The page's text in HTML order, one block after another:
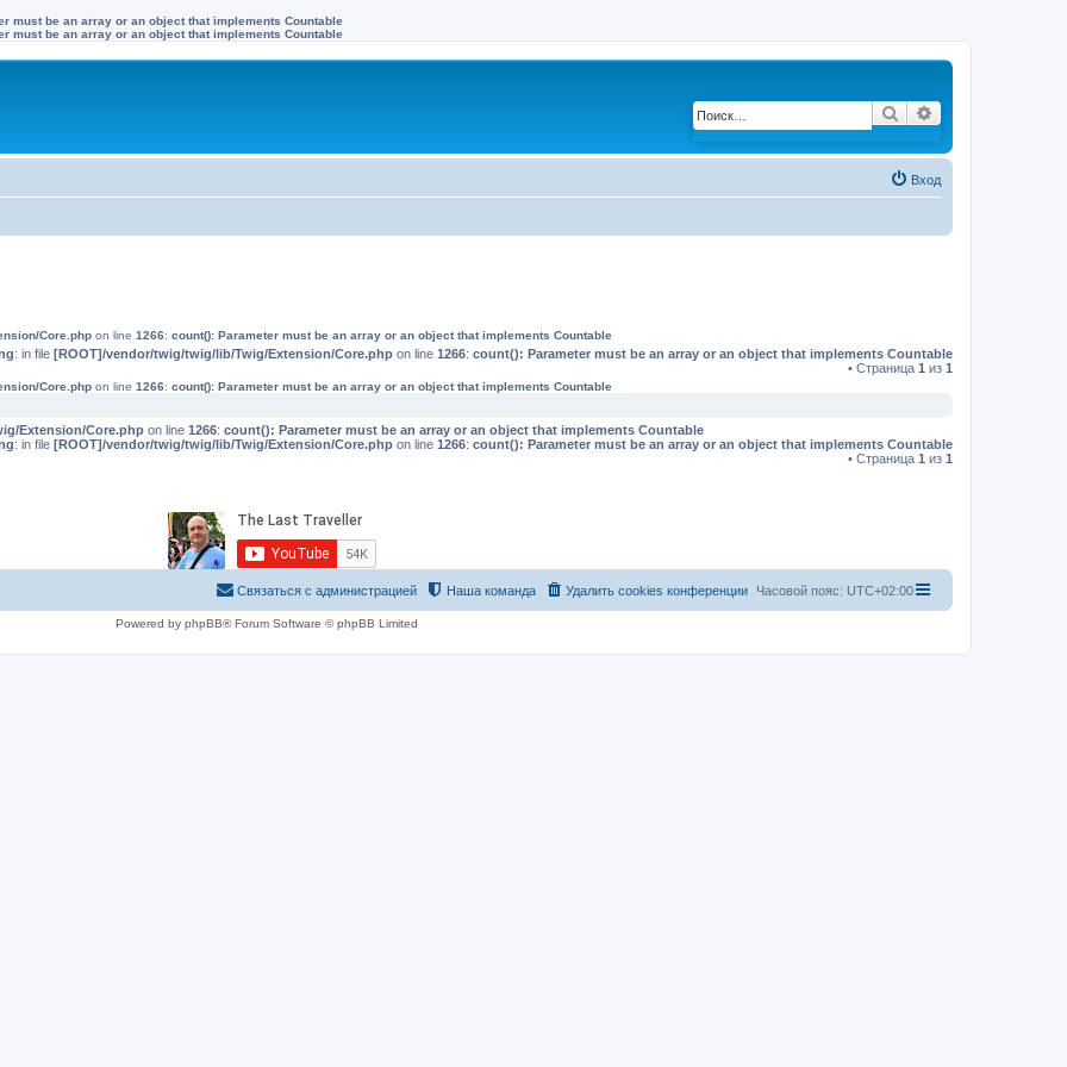
must be an array or an object that implements Countable
must be an array or an object that implements Countable
Поиск
Вход
Core.php on line 1266: count(): Parameter must be an array or an object that implements Countable
: in file [ROOT]/vendor/twig/twig/lib/Twig/Extension/Core.php on line 1266: count(): Parameter must be an array or an object that implements Countable
• Страница 1 из 1
Core.php on line 1266: count(): Parameter must be an array or an object that implements Countable
Extension/Core.php on line 1266: count(): Parameter must be an array or an object that implements Countable
: in file [ROOT]/vendor/twig/twig/lib/Twig/Extension/Core.php on line 1266: count(): Parameter must be an array or an object that implements Countable
• Страница 1 из 1
Часовой пояс: UTC+02:00
Удалить cookies конференции
Наша команда
Связаться с администрацией
Powered by phpBB® Forum Software © phpBB Limited